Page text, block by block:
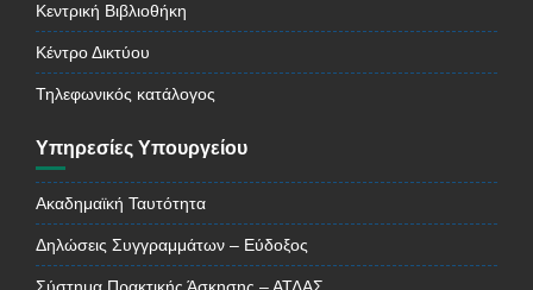
Κεντρική Βιβλιοθήκη
Κέντρο Δικτύου
Τηλεφωνικός κατάλογος
Υπηρεσίες Υπουργείου
Ακαδημαϊκή Ταυτότητα
Δηλώσεις Συγγραμμάτων – Εύδοξος